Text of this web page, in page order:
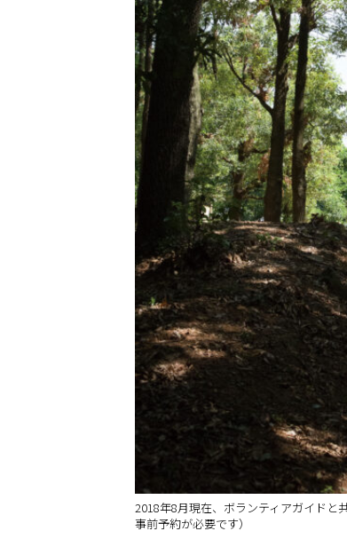
2018年8月現在、ボランティアガイドと
事前予約が必要です）